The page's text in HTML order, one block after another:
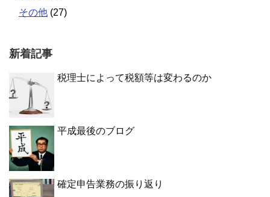
その他 (27)
新着記事
税理士によって税額等は変わるのか
平成最後のブログ
確定申告業務の振り返り